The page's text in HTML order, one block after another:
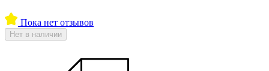
Пока нет отзывов
Нет в наличии